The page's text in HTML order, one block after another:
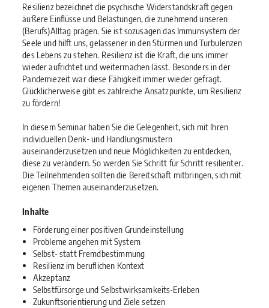
Resilienz bezeichnet die psychische Widerstandskraft gegen
äußere Einflüsse und Belastungen, die zunehmend unseren
(Berufs)Alltag prägen. Sie ist sozusagen das Immunsystem der
Seele und hilft uns, gelassener in den Stürmen und Turbulenzen
des Lebens zu stehen. Resilienz ist die Kraft, die uns immer
wieder aufrichtet und weitermachen lässt. Besonders in der
Pandemiezeit war diese Fähigkeit immer wieder gefragt.
Glücklicherweise gibt es zahlreiche Ansatzpunkte, um Resilienz
zu fördern!
In diesem Seminar haben Sie die Gelegenheit, sich mit Ihren
individuellen Denk- und Handlungsmustern
auseinanderzusetzen und neue Möglichkeiten zu entdecken,
diese zu verändern. So werden Sie Schritt für Schritt resilienter.
Die Teilnehmenden sollten die Bereitschaft mitbringen, sich mit
eigenen Themen auseinanderzusetzen.
Inhalte
Förderung einer positiven Grundeinstellung
Probleme angehen mit System
Selbst- statt Fremdbestimmung
Resilienz im beruflichen Kontext
Akzeptanz
Selbstfürsorge und Selbstwirksamkeits-Erleben
Zukunftsorientierung und Ziele setzen